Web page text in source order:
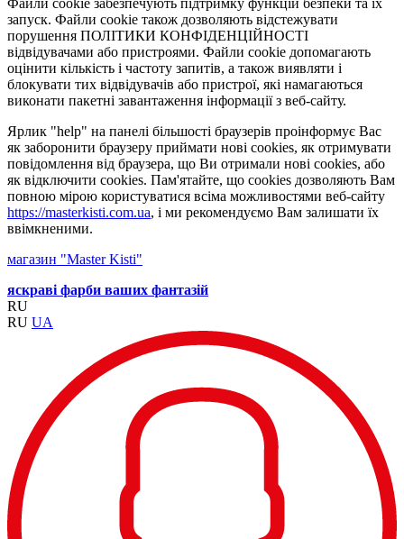
Файли cookie забезпечують підтримку функцій безпеки та їх
запуск. Файли cookie також дозволяють відстежувати
порушення ПОЛІТИКИ КОНФІДЕНЦІЙНОСТІ
відвідувачами або пристроями. Файли cookie допомагають
оцінити кількість і частоту запитів, а також виявляти і
блокувати тих відвідувачів або пристрої, які намагаються
виконати пакетні завантаження інформації з веб-сайту.
Ярлик "help" на панелі більшості браузерів проінформує Вас
як заборонити браузеру приймати нові cookies, як отримувати
повідомлення від браузера, що Ви отримали нові cookies, або
як відключити cookies. Пам'ятайте, що cookies дозволяють Вам
повною мірою користуватися всіма можливостями веб-сайту
https://masterkisti.com.ua, і ми рекомендуємо Вам залишати їх
ввімкненими.
магазин "Master Kisti"
яскраві фарби ваших фантазій
RU
RU UA